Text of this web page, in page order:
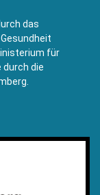
das
für
durch die